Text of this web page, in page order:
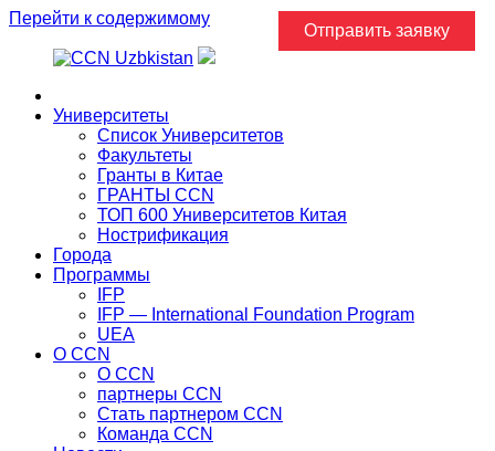
Перейти к содержимому
Университеты
Список Университетов
Факультеты
Гранты в Китае
ГРАНТЫ ССN
ТОП 600 Университетов Китая
Нострификация
Города
Программы
IFP
IFP — International Foundation Program
UEA
О CCN
О CCN
партнеры ССN
Стать партнером CCN
Команда ССN
Отправить заявку